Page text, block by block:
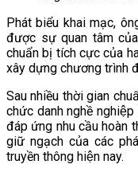
Phát biểu khai mạc,
được sự quan tâm
chuẩn bị tích cực của
xây dựng chương trình
Sau nhiều thời gian
chức danh nghề
đáp ứng nhu cầu hoàn
giữ ngạch của các
truyền thông hiện nay.